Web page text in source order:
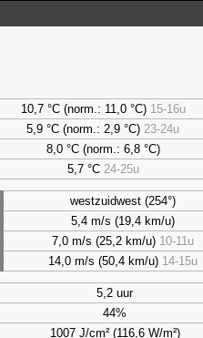
10,7 °C (norm.: 11,0 °C) 15-16u
5,9 °C (norm.: 2,9 °C) 23-24u
8,0°C (norm.: 6,8 °C)
5,7°C 24-25u
westzuidwest (254°)
5,4 m/s (19,4 km/u)
7,0 m/s (25,2 km/u) 10-11u
14,0 m/s (50,4 km/u) 14-15u
5,2 uur
44%
1007 J/cm² (116,6 W/m²)